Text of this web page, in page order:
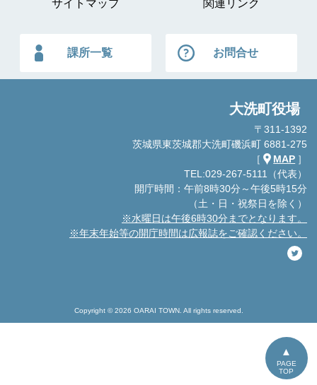
PAGE
TOP
サイトマップ 関連リンク
課所一覧 お問合せ
大洗町役場
〒311-1392
茨城県東茨城郡大洗町磯浜町 6881-275
［
MAP ］
TEL:029-267-5111（代表）
開庁時間：午前8時30分～午後5時15分
（土・日・祝祭日を除く）
※水曜日は午後6時30分までとなります。
※年末年始等の開庁時間は広報誌をご確認ください。
Copyright © 2026 OARAI TOWN. All rights reserved.